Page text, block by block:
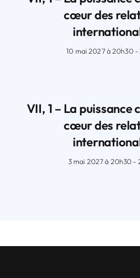
cœur des
10 mai 2027 à 20h30
VII, 1 – La puissance
cœur des
3 mai 2027 à 20h30 -